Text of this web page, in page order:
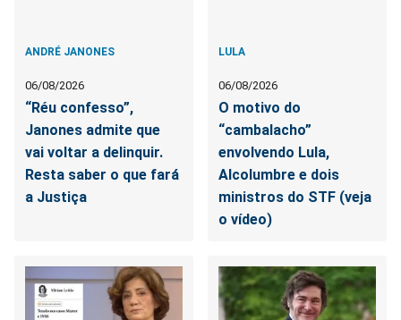
ANDRÉ JANONES
06/08/2026
“Réu confesso”,
Janones admite que
vai voltar a delinquir.
Resta saber o que fará
a Justiça
LULA
06/08/2026
O motivo do
“cambalacho”
envolvendo Lula,
Alcolumbre e dois
ministros do STF (veja
o vídeo)